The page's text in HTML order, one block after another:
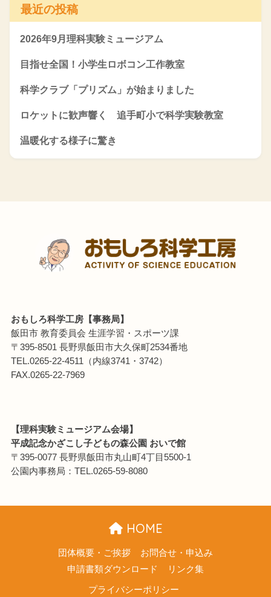
最近の投稿
2026年9月理科実験ミュージアム
目指せ全国！小学生ロボコン工作教室
科学クラブ「プリズム」が始まりました
ロケットに歓声響く 追手町小で科学実験教室
温暖化する様子に驚き
おもしろ科学工房【事務局】
飯田市 教育委員会 生涯学習・スポーツ課
〒395-8501 長野県飯田市大久保町2534番地
TEL.0265-22-4511（内線3741・3742）
FAX.0265-22-7969
【理科実験ミュージアム会場】
平成記念かざこし子どもの森公園 おいで館
〒395-0077 長野県飯田市丸山町4丁目5500-1
公園内事務局：TEL.0265-59-8080
HOME
団体概要・ご挨拶
お問合せ・申込み
申請書類ダウンロード
リンク集
プライバシーポリシー